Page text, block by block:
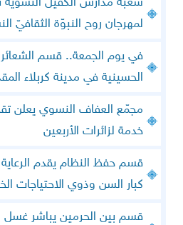
شعبة مدارس الكفيل النسوية
لمهرجان روح النبوّة الثقافيّ
في يوم الجمعة.. قسم
الحسينية في مدينة كربلاء
خدمة لزائرات الأربعين
قسم حفظ النظام يقدم الرعاية
كبار السن وذوي الاحتياجات
قسم بين الحرمين يباشر غسل